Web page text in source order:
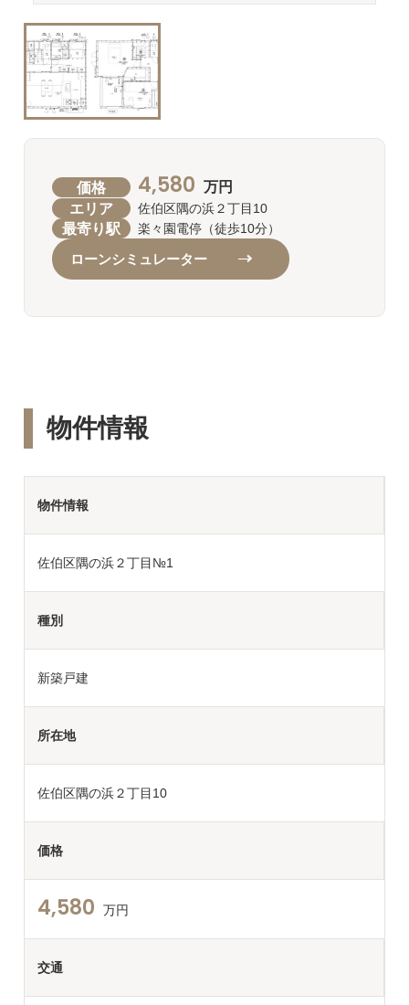
価格 4,580 万円
エリア 佐伯区隅の浜２丁目10
最寄り駅 楽々園電停（徒歩10分）
ローンシミュレーター
物件情報
物件情報
佐伯区隅の浜２丁目№1
種別
新築戸建
所在地
佐伯区隅の浜２丁目10
価格
4,580 万円
交通